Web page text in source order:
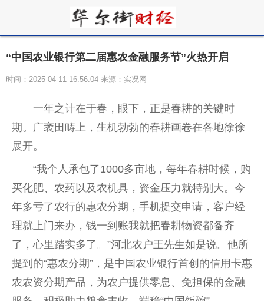
“中国农业银行第二届惠农金融服务节”火热开启
时间：2025-04-11 16:56:04 来源：实况网
一年之计在于春，眼下，正是春耕的关键时
期。广袤田畴上，生机勃勃的春耕画卷在各地徐徐
展开。
“我个人承包了1000多亩地，每年春耕时候，购
买化肥、农药以及农机具，资金压力就特别大。今
年多亏了农行的惠农分期，手机提交申请，客户经
理就上门来办，钱一到账我就把春耕物资都备齐
了，心里踏实多了。”河北农户王先生如是说。他所
提到的“惠农分期”，是中国农业银行首创的信用卡惠
农农资分期产品，为农户提供零息、免担保的金融